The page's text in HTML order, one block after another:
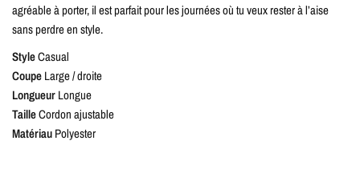
agréable à porter, il est parfait pour les journées où tu veux rester à l’aise
sans perdre en style.
StyleCasual
CoupeLarge / droite
LongueurLongue
TailleCordon ajustable
MatériauPolyester